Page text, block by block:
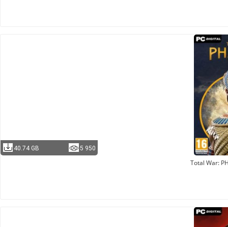
40.74 GB 5 950
Total War: